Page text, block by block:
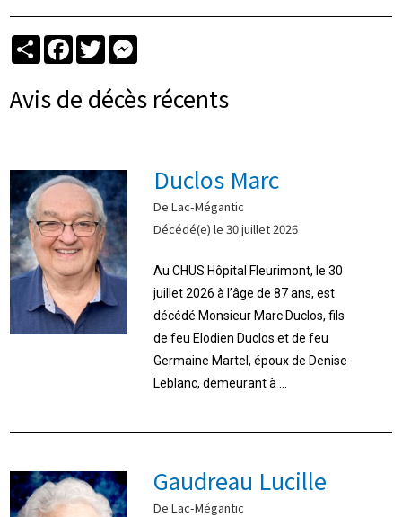
PartagerFacebook
Twitter
Avis de décès récents
Duclos Marc
De Lac-Mégantic
Décédé(e) le 30 juillet 2026
Au CHUS Hôpital Fleurimont, le 30
juillet 2026 à l’âge de 87 ans, est
décédé Monsieur Marc Duclos, fils
de feu Elodien Duclos et de feu
Germaine Martel, époux de Denise
Leblanc, demeurant à ...
Gaudreau Lucille
De Lac-Mégantic